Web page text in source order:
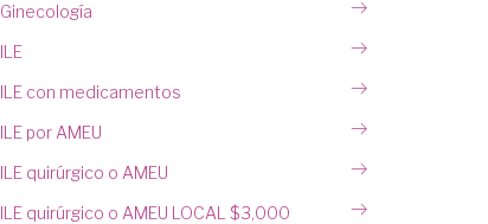
Ginecología
ILE
ILE con medicamentos
ILE por AMEU
ILE quirúrgico o AMEU
ILE quirúrgico o AMEU LOCAL $3,000